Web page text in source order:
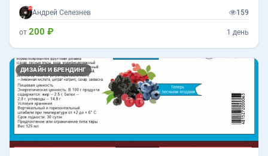
Андрей Селезнев 159
от 200 ₽ 1 день
ДИЗАЙН И БРЕНДИНГ
Назад